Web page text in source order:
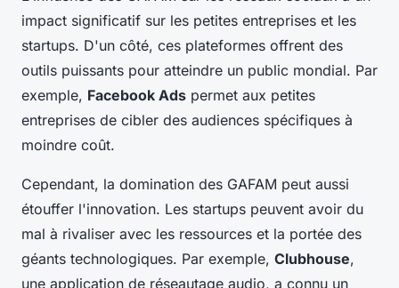
impact significatif sur les petites entreprises et les
startups. D'un côté, ces plateformes offrent des
outils puissants pour atteindre un public mondial. Par
exemple, Facebook Ads permet aux petites
entreprises de cibler des audiences spécifiques à
moindre coût.
Cependant, la domination des GAFAM peut aussi
étouffer l'innovation. Les startups peuvent avoir du
mal à rivaliser avec les ressources et la portée des
géants technologiques. Par exemple, Clubhouse,
une application de réseautage audio, a connu un